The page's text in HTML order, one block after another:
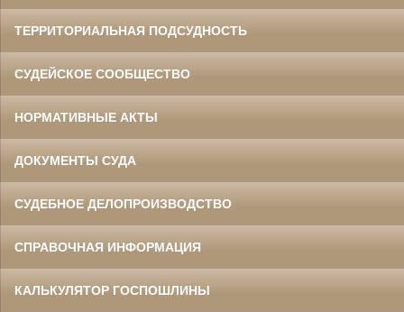
ТЕРРИТОРИАЛЬНАЯ ПОДСУДНОСТЬ
СУДЕЙСКОЕ СООБЩЕСТВО
НОРМАТИВНЫЕ АКТЫ
ДОКУМЕНТЫ СУДА
СУДЕБНОЕ ДЕЛОПРОИЗВОДСТВО
СПРАВОЧНАЯ ИНФОРМАЦИЯ
КАЛЬКУЛЯТОР ГОСПОШЛИНЫ